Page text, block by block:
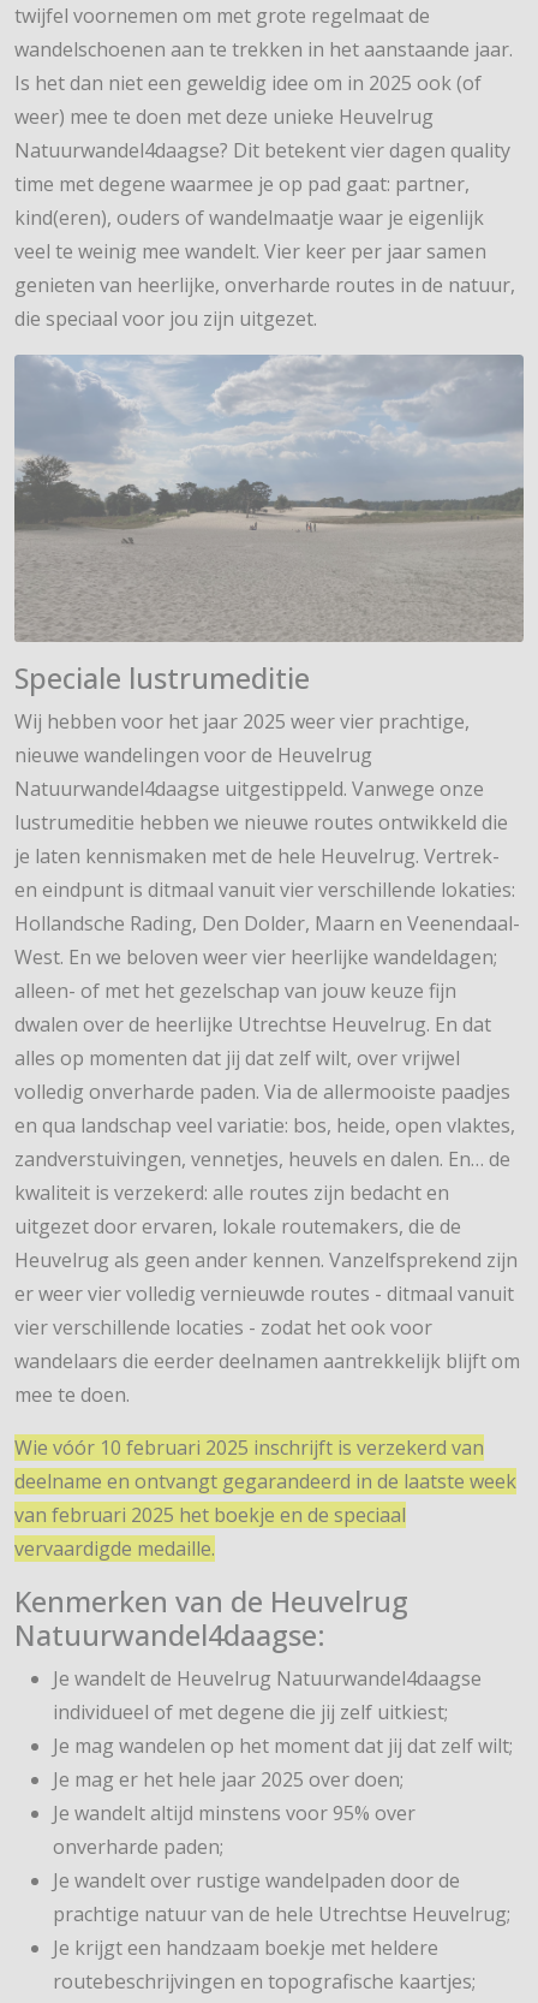
twijfel voornemen om met grote regelmaat de
wandelschoenen aan te trekken in het aanstaande jaar.
Is het dan niet een geweldig idee om in 2025 ook (of
weer) mee te doen met deze unieke Heuvelrug
Natuurwandel4daagse? Dit betekent vier dagen quality
time met degene waarmee je op pad gaat: partner,
kind(eren), ouders of wandelmaatje waar je eigenlijk
veel te weinig mee wandelt. Vier keer per jaar samen
genieten van heerlijke, onverharde routes in de natuur,
die speciaal voor jou zijn uitgezet.
Speciale lustrumeditie
Wij hebben voor het jaar 2025 weer vier prachtige,
nieuwe wandelingen voor de Heuvelrug
Natuurwandel4daagse uitgestippeld. Vanwege onze
lustrumeditie hebben we nieuwe routes ontwikkeld die
je laten kennismaken met de hele Heuvelrug. Vertrek-
en eindpunt is ditmaal vanuit vier verschillende lokaties:
Hollandsche Rading, Den Dolder, Maarn en Veenendaal-
West. En we beloven weer vier heerlijke wandeldagen;
alleen- of met het gezelschap van jouw keuze fijn
dwalen over de heerlijke Utrechtse Heuvelrug. En dat
alles op momenten dat jij dat zelf wilt, over vrijwel
volledig onverharde paden. Via de allermooiste paadjes
en qua landschap veel variatie: bos, heide, open vlaktes,
zandverstuivingen, vennetjes, heuvels en dalen. En… de
kwaliteit is verzekerd: alle routes zijn bedacht en
uitgezet door ervaren, lokale routemakers, die de
Heuvelrug als geen ander kennen. Vanzelfsprekend zijn
er weer vier volledig vernieuwde routes - ditmaal vanuit
vier verschillende locaties - zodat het ook voor
wandelaars die eerder deelnamen aantrekkelijk blijft om
mee te doen.
Wie vóór 10 februari 2025 inschrijft is verzekerd van
deelname en ontvangt gegarandeerd in de laatste week
van februari 2025 het boekje en de speciaal
vervaardigde medaille.
Kenmerken van de Heuvelrug
Natuurwandel4daagse:
Je wandelt de Heuvelrug Natuurwandel4daagse
individueel of met degene die jij zelf uitkiest;
Je mag wandelen op het moment dat jij dat zelf wilt;
Je mag er het hele jaar 2025 over doen;
Je wandelt altijd minstens voor 95% over
onverharde paden;
Je wandelt over rustige wandelpaden door de
prachtige natuur van de hele Utrechtse Heuvelrug;
Je krijgt een handzaam boekje met heldere
routebeschrijvingen en topografische kaartjes;